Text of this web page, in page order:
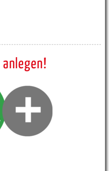
anlegen!